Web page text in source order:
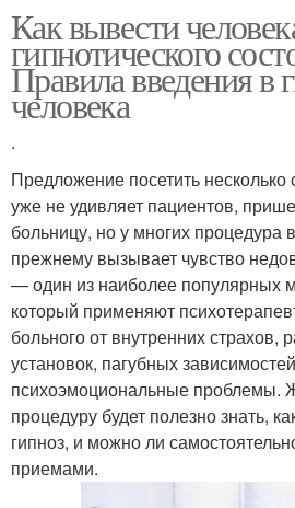
Как вывести
гипнотического
Правила введения в
человека
.
Предложение посетить несколько
уже не удивляет пациентов,
больницу, но у многих процедура
прежнему вызывает чувство
— один из наиболее популярных
который применяют
больного от внутренних
установок, пагубных
психоэмоциональные проблемы.
процедуру будет полезно знать,
гипноз, и можно ли
приемами.